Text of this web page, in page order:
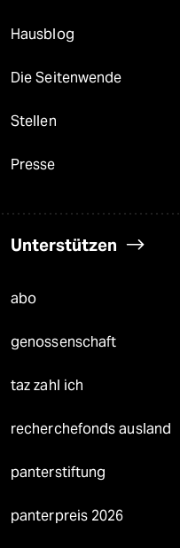
Hausblog
Die Seitenwende
Stellen
Presse
Unterstützen
abo
genossenschaft
taz zahl ich
recherchefonds ausland
panterstiftung
panterpreis 2026